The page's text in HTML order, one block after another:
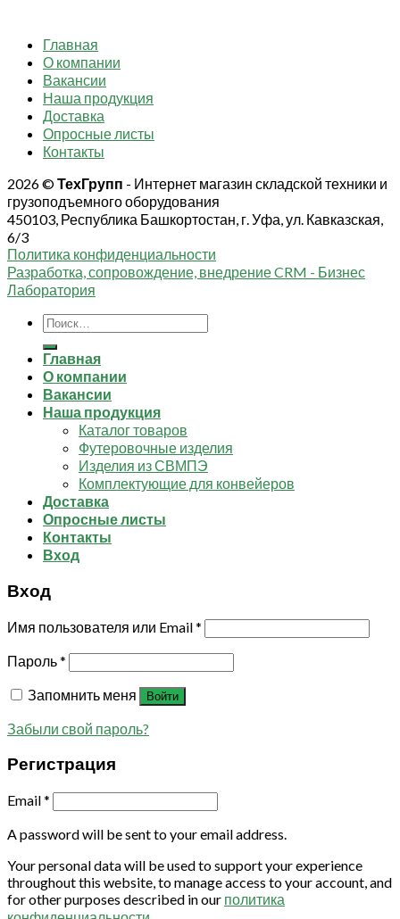
Главная
О компании
Вакансии
Наша продукция
Доставка
Опросные листы
Контакты
2026 ©ТехГрупп - Интернет магазин складской техники и
грузоподъемного оборудования
450103, Республика Башкортостан, г. Уфа, ул. Кавказская,
6/3
Политика конфиденциальности
Разработка, сопровождение, внедрение CRM - Бизнес
Лаборатория
Искать:
Главная
О компании
Вакансии
Наша продукция
Каталог товаров
Футеровочные изделия
Изделия из СВМПЭ
Комплектующие для конвейеров
Доставка
Опросные листы
Контакты
Вход
Вход
Имя пользователя или Email*
Пароль*
Запомнить меня
Войти
Забыли свой пароль?
Регистрация
Email*
A password will be sent to your email address.
Your personal data will be used to support your experience
throughout this website, to manage access to your account, and
for other purposes described in our политика